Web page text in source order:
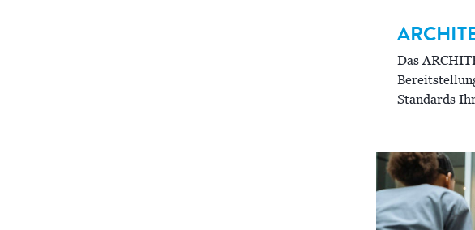
Das
Standards